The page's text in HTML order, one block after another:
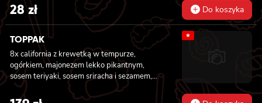
28zł Do koszyka
TOPPAK
8x california z krewetką w tempurze,
ogórkiem, majonezem lekko pikantnym,
sosem teriyaki, sosem sriracha i sezamem,
masago owinięta łososiem, tuńczykiem,
węgorzem i krewetką, 8x california z
★